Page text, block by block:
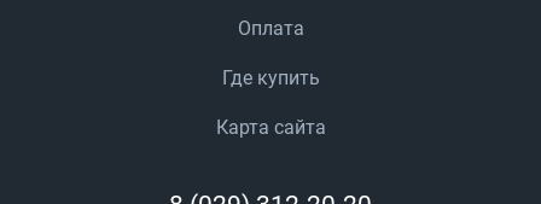
Оплата
Где купить
Карта сайта